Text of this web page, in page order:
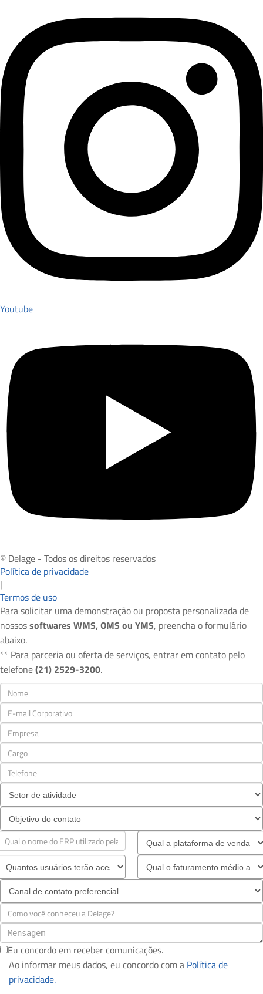
Youtube
© Delage - Todos os direitos reservados
Política de privacidade
|
Termos de uso
Para solicitar uma demonstração ou proposta personalizada de
nossossoftwares WMS, OMS ou YMS, preencha o formulário
abaixo.
** Para parceria ou oferta de serviços, entrar em contato pelo
telefone(21) 2529-3200.
Eu concordo em receber comunicações.
Ao informar meus dados, eu concordo com a Política de
privacidade.